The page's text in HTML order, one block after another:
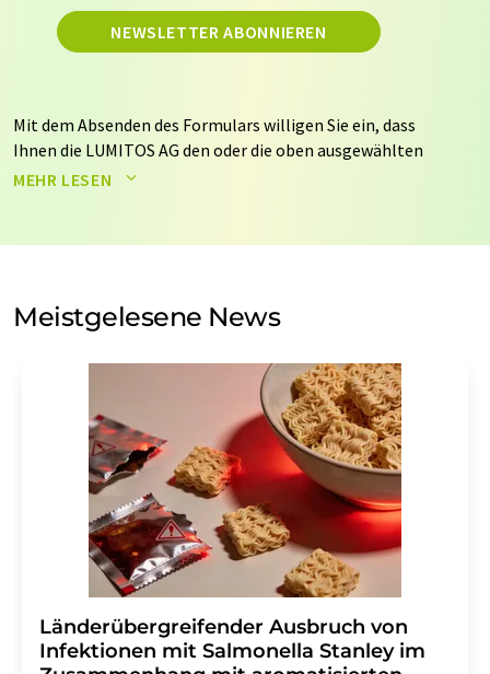
NEWSLETTER ABONNIEREN
Mit dem Absenden des Formulars willigen Sie ein, dass
Ihnen die LUMITOS AG den oder die oben ausgewählten
Newsletter per E-Mail zusendet. Ihre Daten werden
auf Basis unsererDatenschutzerklärung. LUMITOS darf
Meinungsforschung per E-Mail kontaktieren. Ihre
Einwilligung können Sie jederzeit ohne Angabe von
Str. 2, 12489 Berlin oder per E-Mail unter
mit Wirkung für die Zukunft
widerrufen. Zudem ist in jeder E-Mail ein Link zur
Abbestellung des entsprechenden Newsletters
enthalten.
MEHR LESEN
Meistgelesene News
Länderübergreifender Ausbruch von
Infektionen mit Salmonella Stanley im